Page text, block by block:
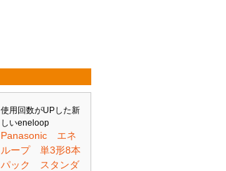
使用回数がUPした新
しいeneloop
Panasonic エネ
ループ 単3形8本
パック スタンダ